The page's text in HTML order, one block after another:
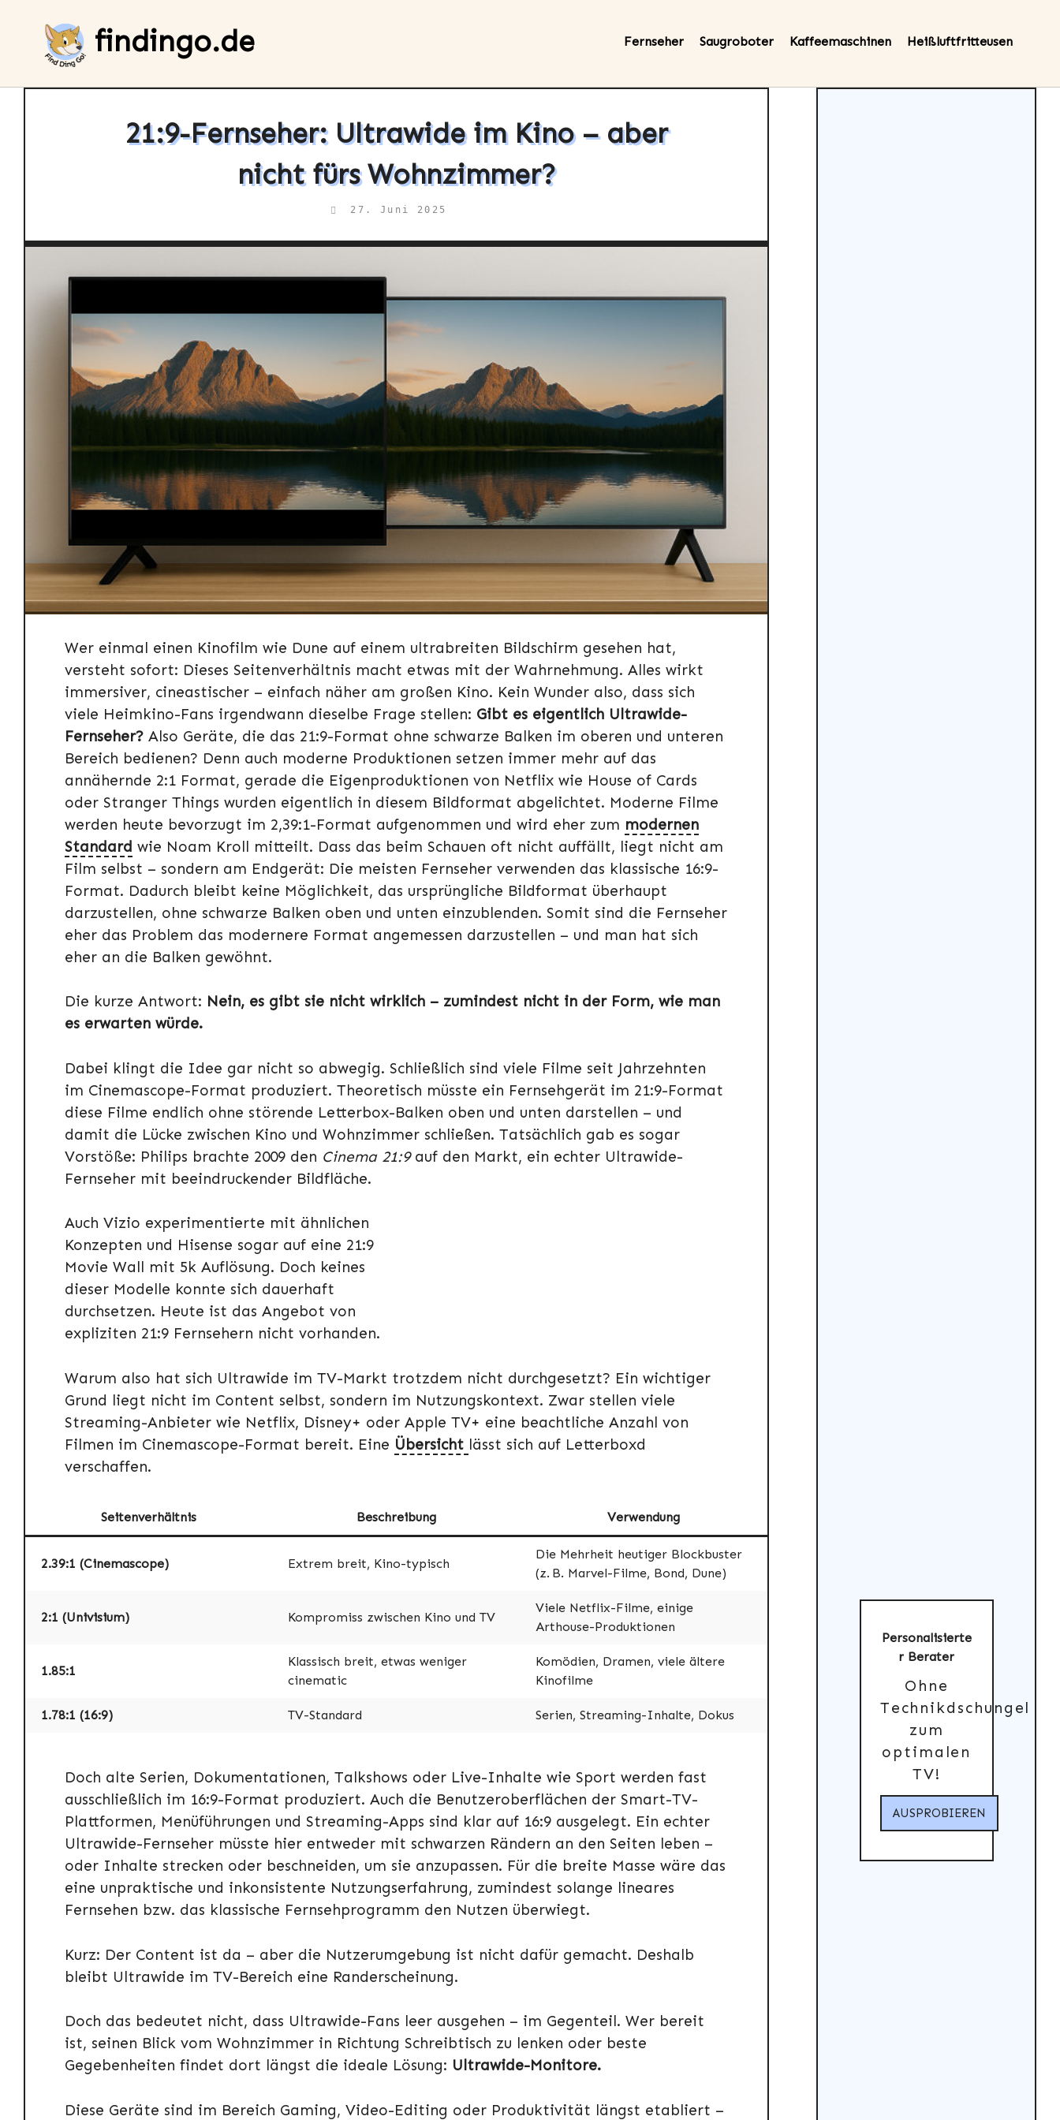
findingo.de Fernseher Saugroboter Kaffeemaschinen Heißluftfritteusen
21:9-Fernseher: Ultrawide im Kino – aber
nicht fürs Wohnzimmer?
27. Juni 2025
Wer einmal einen Kinofilm wie Dune auf einem ultrabreiten Bildschirm gesehen hat,
versteht sofort: Dieses Seitenverhältnis macht etwas mit der Wahrnehmung. Alles wirkt
immersiver, cineastischer – einfach näher am großen Kino. Kein Wunder also, dass sich
viele Heimkino-Fans irgendwann dieselbe Frage stellen: Gibt es eigentlich Ultrawide-
Fernseher? Also Geräte, die das 21:9-Format ohne schwarze Balken im oberen und unteren
Bereich bedienen? Denn auch moderne Produktionen setzen immer mehr auf das
annähernde 2:1 Format, gerade die Eigenproduktionen von Netflix wie House of Cards
oder Stranger Things wurden eigentlich in diesem Bildformat abgelichtet. Moderne Filme
werden heute bevorzugt im 2,39:1-Format aufgenommen und wird eher zum modernen
Standard wie Noam Kroll mitteilt. Dass das beim Schauen oft nicht auffällt, liegt nicht am
Film selbst – sondern am Endgerät: Die meisten Fernseher verwenden das klassische 16:9-
Format. Dadurch bleibt keine Möglichkeit, das ursprüngliche Bildformat überhaupt
darzustellen, ohne schwarze Balken oben und unten einzublenden. Somit sind die Fernseher
eher das Problem das modernere Format angemessen darzustellen – und man hat sich
eher an die Balken gewöhnt.
Die kurze Antwort: Nein, es gibt sie nicht wirklich – zumindest nicht in der Form, wie man
es erwarten würde.
Dabei klingt die Idee gar nicht so abwegig. Schließlich sind viele Filme seit Jahrzehnten
im Cinemascope-Format produziert. Theoretisch müsste ein Fernsehgerät im 21:9-Format
diese Filme endlich ohne störende Letterbox-Balken oben und unten darstellen – und
damit die Lücke zwischen Kino und Wohnzimmer schließen. Tatsächlich gab es sogar
Vorstöße: Philips brachte 2009 den Cinema 21:9auf den Markt, ein echter Ultrawide-
Fernseher mit beeindruckender Bildfläche.
Auch Vizio experimentierte mit ähnlichen
Konzepten und Hisense sogar auf eine 21:9
Movie Wall mit 5k Auflösung. Doch keines
dieser Modelle konnte sich dauerhaft
durchsetzen. Heute ist das Angebot von
expliziten 21:9 Fernsehern nicht vorhanden.
Warum also hat sich Ultrawide im TV-Markt trotzdem nicht durchgesetzt? Ein wichtiger
Grund liegt nicht im Content selbst, sondern im Nutzungskontext. Zwar stellen viele
Streaming-Anbieter wie Netflix, Disney+ oder Apple TV+ eine beachtliche Anzahl von
Filmen im Cinemascope-Format bereit. Eine Übersicht lässt sich auf Letterboxd
verschaffen.
Seitenverhältnis Beschreibung Verwendung
2.39:1 (Cinemascope) Extrem breit, Kino-typisch
Die Mehrheit heutiger Blockbuster
(z. B. Marvel-Filme, Bond, Dune)
2:1 (Univisium) Kompromiss zwischen Kino und TV
Viele Netflix-Filme, einige
Arthouse-Produktionen
1.85:1
Klassisch breit, etwas weniger
cinematic
Komödien, Dramen, viele ältere
Kinofilme
1.78:1 (16:9) TV-Standard Serien, Streaming-Inhalte, Dokus
Doch alte Serien, Dokumentationen, Talkshows oder Live-Inhalte wie Sport werden fast
ausschließlich im 16:9-Format produziert. Auch die Benutzeroberflächen der Smart-TV-
Plattformen, Menüführungen und Streaming-Apps sind klar auf 16:9 ausgelegt. Ein echter
Ultrawide-Fernseher müsste hier entweder mit schwarzen Rändern an den Seiten leben –
oder Inhalte strecken oder beschneiden, um sie anzupassen. Für die breite Masse wäre das
eine unpraktische und inkonsistente Nutzungserfahrung, zumindest solange lineares
Fernsehen bzw. das klassische Fernsehprogramm den Nutzen überwiegt.
Kurz: Der Content ist da – aber die Nutzerumgebung ist nicht dafür gemacht. Deshalb
bleibt Ultrawide im TV-Bereich eine Randerscheinung.
Doch das bedeutet nicht, dass Ultrawide-Fans leer ausgehen – im Gegenteil. Wer bereit
ist, seinen Blick vom Wohnzimmer in Richtung Schreibtisch zu lenken oder beste
Gegebenheiten findet dort längst die ideale Lösung: Ultrawide-Monitore.
Diese Geräte sind im Bereich Gaming, Video-Editing oder Produktivität längst etabliert –
Personalisierte
r Berater
Ohne
Technikdschungel
zum
optimalen
TV!
AUSPROBIEREN